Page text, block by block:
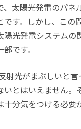
太陽光発電のパネ
です。しかし、この
陽光発電システムの
です。
射光がまぶしいと
いとはいえません。
分気をつける必要